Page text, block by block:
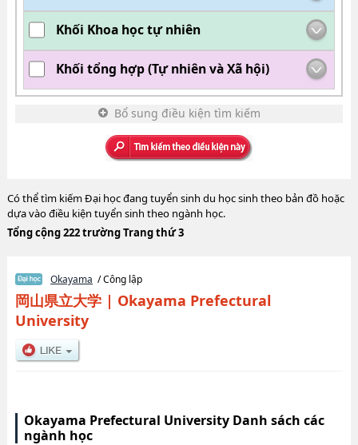
Khối Khoa học tự nhiên
Khối tổng hợp (Tự nhiên và Xã hội)
Bổ sung điều kiện tìm kiếm
Có thể tìm kiếm Đại học đang tuyển sinh du học sinh theo bản đồ hoặc
dựa vào điều kiện tuyển sinh theo ngành học.
Tổng cộng 222 trường Trang thứ 3
Okayama / Công lập
岡山県立大学| Okayama Prefectural
University
Okayama Prefectural University Danh sách các
ngành học